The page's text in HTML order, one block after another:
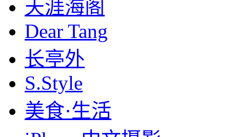
天涯海阁
Dear Tang
长亭外
S.Style
美食·生活